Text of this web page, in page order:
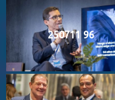
250711 96